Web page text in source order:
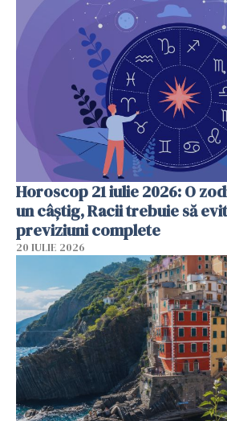
Horoscop 21 iulie 2026: O
un câștig, Racii trebuie să
previziuni complete
20 IULIE 2026